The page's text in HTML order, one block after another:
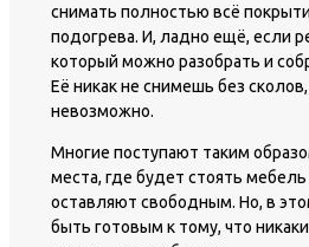
снимать полностью всё
подогрева. И, ладно ещё, если
который можно разобрать и
Её никак не снимешь без
невозможно.
Многие поступают таким
места, где будет стоять
оставляют свободным. Но, в
быть готовым к тому, что